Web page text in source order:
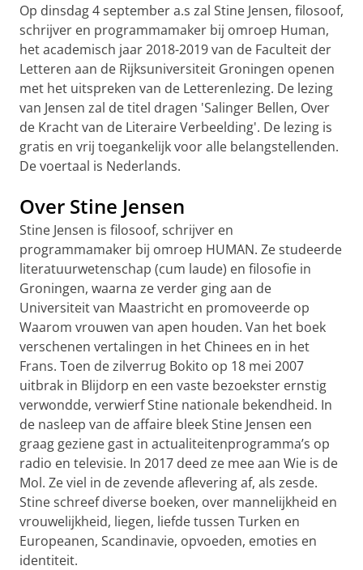
Op dinsdag 4 september a.s zal Stine Jensen, filosoof,
schrijver en programmamaker bij omroep Human,
het academisch jaar 2018-2019 van de Faculteit der
Letteren aan de Rijksuniversiteit Groningen openen
met het uitspreken van de Letterenlezing. De lezing
van Jensen zal de titel dragen 'Salinger Bellen, Over
de Kracht van de Literaire Verbeelding'. De lezing is
gratis en vrij toegankelijk voor alle belangstellenden.
De voertaal is Nederlands.
Over Stine Jensen
Stine Jensen is filosoof, schrijver en
programmamaker bij omroep HUMAN. Ze studeerde
literatuurwetenschap (cum laude) en filosofie in
Groningen, waarna ze verder ging aan de
Universiteit van Maastricht en promoveerde op
Waarom vrouwen van apen houden. Van het boek
verschenen vertalingen in het Chinees en in het
Frans. Toen de zilverrug Bokito op 18 mei 2007
uitbrak in Blijdorp en een vaste bezoekster ernstig
verwondde, verwierf Stine nationale bekendheid. In
de nasleep van de affaire bleek Stine Jensen een
graag geziene gast in actualiteitenprogramma’s op
radio en televisie. In 2017 deed ze mee aan Wie is de
Mol. Ze viel in de zevende aflevering af, als zesde.
Stine schreef diverse boeken, over mannelijkheid en
vrouwelijkheid, liegen, liefde tussen Turken en
Europeanen, Scandinavie, opvoeden, emoties en
identiteit.